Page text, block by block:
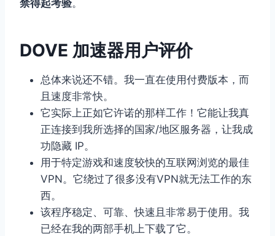
禁得起考验。
DOVE 加速器用户评价
总体来说还不错。我一直在使用付费版本，而
且速度非常快。
它实际上正如它许诺的那样工作！它能让我真
正连接到我所选择的国家/地区服务器，让我成
功隐藏 IP。
用于特定游戏和速度较快的互联网浏览的最佳
VPN。它绕过了很多没有VPN就无法工作的东
西。
该程序稳定、可靠、快速且非常易于使用。我
已经在我的两部手机上下载了它。